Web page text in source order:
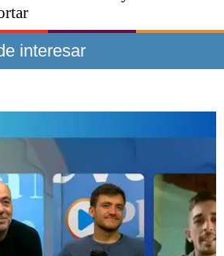
interesar